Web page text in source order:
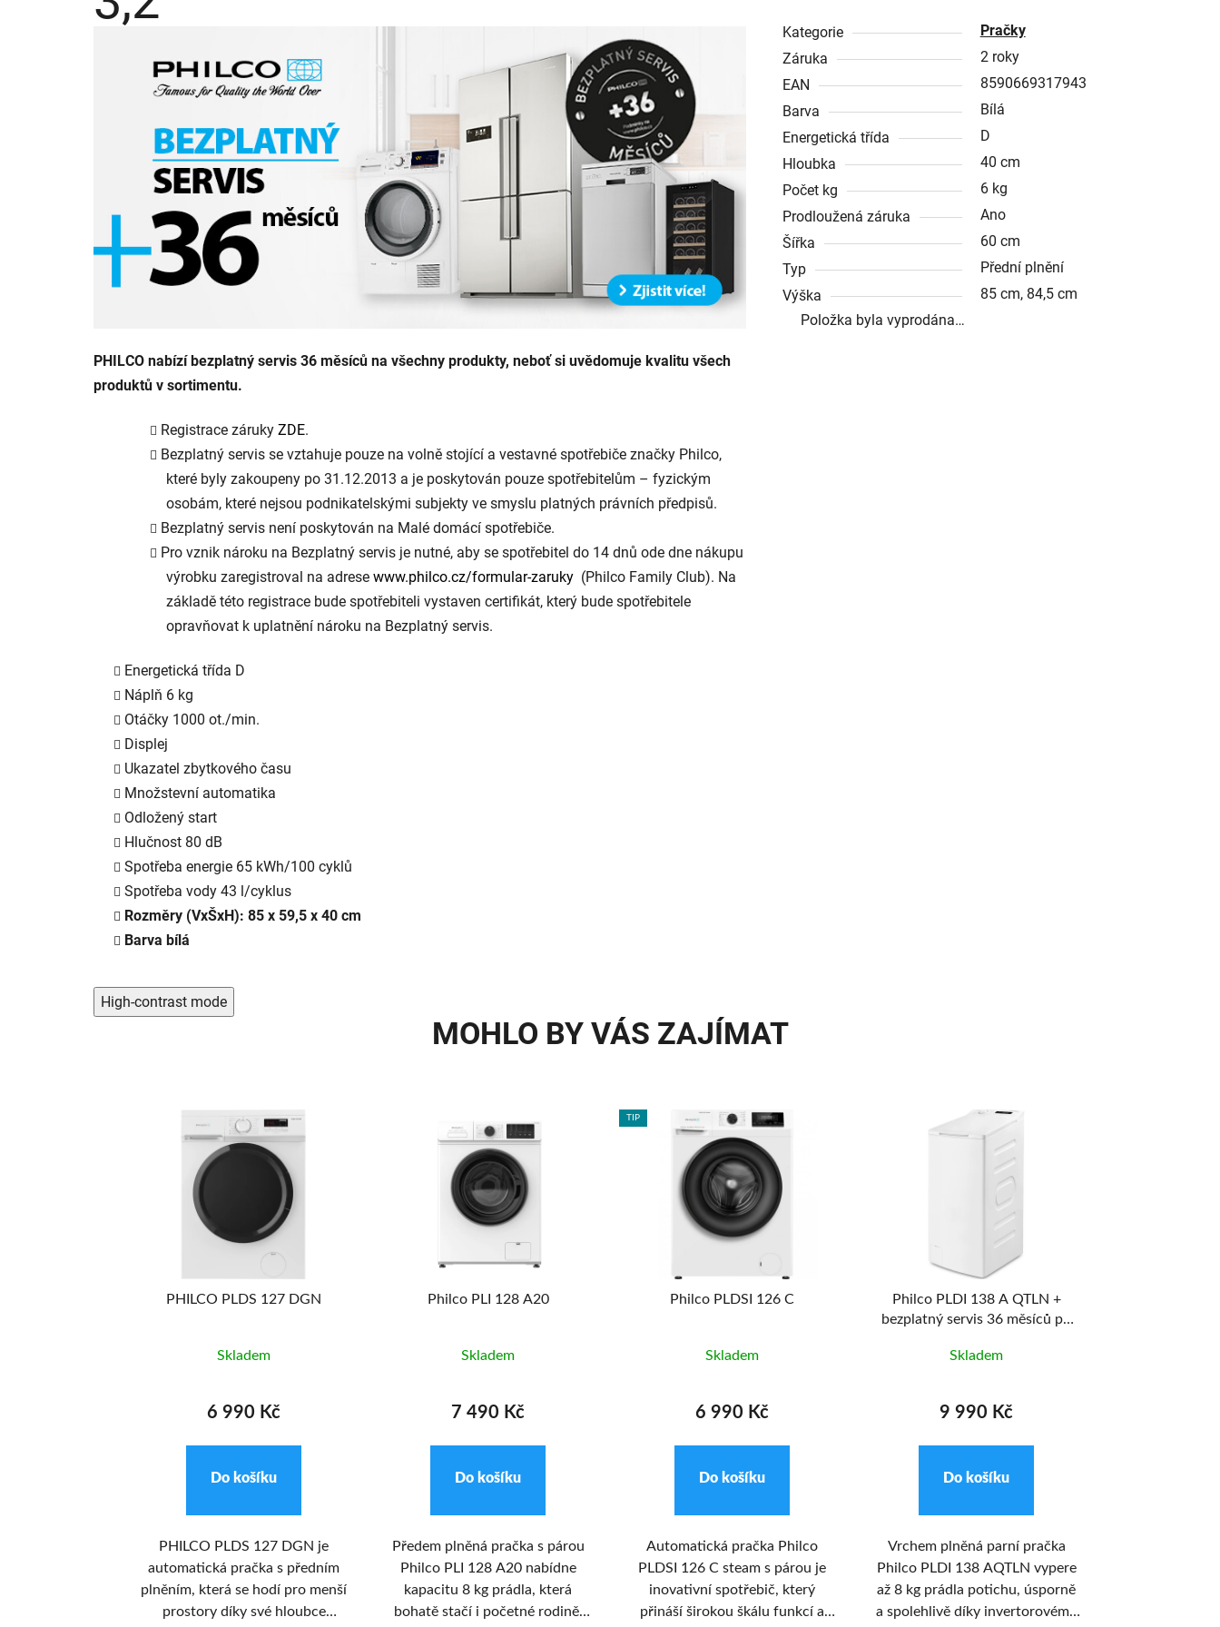
5
hvězdiček.
PHILCO nabízí bezplatný servis 36 měsíců na všechny produkty, neboť si uvědomuje kvalitu všech
produktů v sortimentu.
Registrace záruky ZDE.
Bezplatný servis se vztahuje pouze na volně stojící a vestavné spotřebiče značky Philco,
které byly zakoupeny po 31.12.2013 a je poskytován pouze spotřebitelům – fyzickým
osobám, které nejsou podnikatelskými subjekty ve smyslu platných právních předpisů.
Bezplatný servis není poskytován na Malé domácí spotřebiče.
Pro vznik nároku na Bezplatný servis je nutné, aby se spotřebitel do 14 dnů ode dne nákupu
výrobku zaregistroval na adrese www.philco.cz/formular-zaruky (Philco Family Club). Na
základě této registrace bude spotřebiteli vystaven certifikát, který bude spotřebitele
opravňovat k uplatnění nároku na Bezplatný servis.
Energetická třída D
Náplň 6 kg
Otáčky 1000 ot./min.
Displej
Ukazatel zbytkového času
Množstevní automatika
Odložený start
Hlučnost 80 dB
Spotřeba energie 65 kWh/100 cyklů
Spotřeba vody 43 l/cyklus
Rozměry (VxŠxH): 85 x 59,5 x 40 cm
Barva bílá
Kategorie
Pračky
Záruka
2 roky
EAN
8590669317943
Barva
Bílá
Energetická třída
D
Hloubka
40 cm
Počet kg
6 kg
Prodloužená záruka
Ano
Šířka
60 cm
Typ
Přední plnění
Výška
85 cm, 84,5 cm
Položka byla vyprodána…
High-contrast mode
MOHLO BY VÁS ZAJÍMAT
PHILCO PLDS 127 DGN
Skladem
6 990 Kč
Do košíku
PHILCO PLDS 127 DGN je
automatická pračka s předním
plněním, která se hodí pro menší
prostory díky své hloubce
Philco PLI 128 A20
Skladem
7 490 Kč
Do košíku
Předem plněná pračka s párou
Philco PLI 128 A20 nabídne
kapacitu 8 kg prádla, která
bohatě stačí i početné rodině,
TIP
Philco PLDSI 126 C
Skladem
6 990 Kč
Do košíku
Automatická pračka Philco
PLDSI 126 C steam s párou je
inovativní spotřebič, který
přináší širokou škálu funkcí a
Philco PLDI 138 A QTLN +
bezplatný servis 36 měsíců po
Skladem
9 990 Kč
Do košíku
Vrchem plněná parní pračka
Philco PLDI 138 AQTLN vypere
až 8 kg prádla potichu, úsporně
a spolehlivě díky invertorovému